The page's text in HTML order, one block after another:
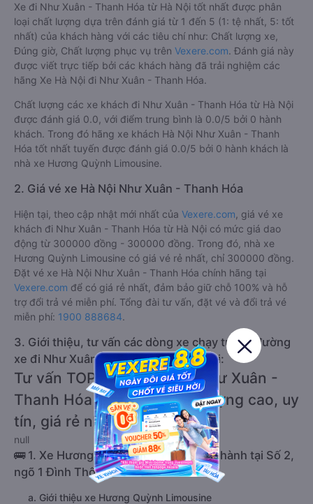
Xe đi Như Xuân - Thanh Hóa từ Hà Nội tốt nhất được phân
loại chất lượng dựa trên đánh giá từ 1 đến 5 (1: tệ nhất, 5: tốt
nhất) của khách hàng với các tiêu chí như: Chất lượng xe,
Đúng giờ, Chất lượng phục vụ trên Vexere.com. Đánh giá này
được viết trực tiếp bởi các khách hàng đã trải nghiệm các
hãng Xe Hà Nội đi Như Xuân - Thanh Hóa.
Chất lượng các xe khách đi Như Xuân - Thanh Hóa từ Hà Nội
được đánh giá 0.0, với điểm trung bình là 0.0/5 bởi 0 hành
khách. Trong đó hãng xe khách Hà Nội Như Xuân - Thanh
Hóa tốt nhất tuyến được đánh giá 0.0/5 bởi 0 hành khách là
nhà xe Hương Quỳnh Limousine.
2. Giá vé xe Hà Nội Như Xuân - Thanh Hóa
Hiện tại, theo cập nhật mới nhất của Vexere.com , giá vé xe
khách đi Như Xuân - Thanh Hóa từ Hà Nội có mức giá dao
động từ 300000 đồng - 300000 đồng. Trong đó, nhà xe
Hương Quỳnh Limousine có giá vé rẻ nhất, chỉ 300000 đồng.
Đặt vé xe Hà Nội Như Xuân - Thanh Hóa chính hãng tại
Vexere.com để có giá rẻ nhất, đảm bảo giữ chỗ 100% và hỗ
trợ đổi trả vé miễn phí. Tổng đài tư vấn, đặt vé và đổi trả vé
miễn phí: 1900 888684.
3. Giới thiệu, tư vấn các dòng xe chạy tuyến đường
xe đi Như Xuân - Thanh Hóa từ Hà Nội:
Tư vấn TOP 1 xe khách đi Như Xuân -
Thanh Hóa từ Hà Nội chất lượng cao, uy
tín, giá rẻ nhất 08/2026
null
🚌 1. Xe Hương Quỳnh Limousine khởi hành tại Số 2,
ngõ 1 Đình Thôn
a. Giới thiệu xe Hương Quỳnh Limousine